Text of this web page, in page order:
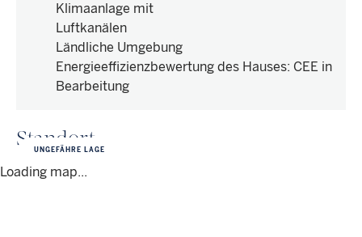
Klimaanlage mit
Luftkanälen
Ländliche Umgebung
Energieeffizienzbewertung des Hauses: CEE in
Bearbeitung
Standort
Loading map...
UNGEFÄHRE LAGE